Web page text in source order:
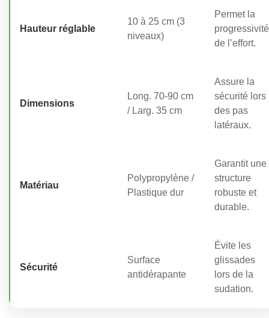
Hauteur réglable
10 à 25 cm (3
niveaux)
Permet la
progressivité
de l’effort.
Dimensions
Long. 70-90 cm
/ Larg. 35 cm
Assure la
sécurité lors
des pas
latéraux.
Matériau
Polypropylène /
Plastique dur
Garantit une
structure
robuste et
durable.
Sécurité
Surface
antidérapante
Évite les
glissades
lors de la
sudation.